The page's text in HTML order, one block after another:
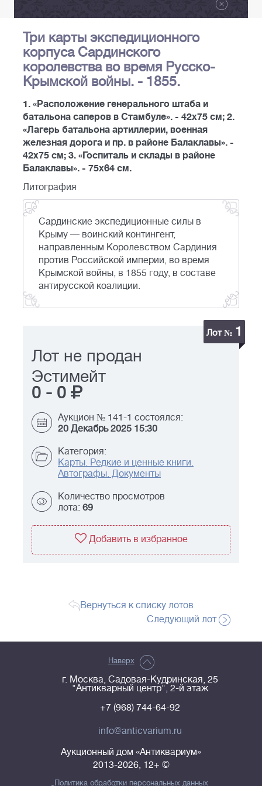
Три карты экспедиционного
корпуса Сардинского
королевства во время Русско-
Крымской войны. - 1855.
1. «Расположение генерального штаба и
батальона саперов в Стамбуле». - 42х75 см; 2.
«Лагерь батальона артиллерии, военная
железная дорога и пр. в районе Балаклавы». -
42х75 см; 3. «Госпиталь и склады в районе
Балаклавы». - 75х64 см.
Литография
Сардинские экспедиционные силы в
Крыму — воинский контингент,
направленным Королевством Сардиния
против Российской империи, во время
Крымской войны, в 1855 году, в составе
антирусской коалиции.
Лот № 1
Лот не продан
Эстимейт
0 - 0
Аукцион № 141-1 состоялся:
20 Декабрь 2025 15:30
Категория:
Карты. Редкие и ценные книги.
Автографы. Документы
Количество просмотров
лота: 69
Добавить в избранное
Вернуться к списку лотов
Следующий лот
Наверх
г. Москва, Садовая-Кудринская, 25
"Антикварный центр", 2-й этаж
+7 (968) 744-64-92
info@anticvarium.ru
Аукционный дом «Антиквариум»
2013-2026, 12+ ©
Политика обработки персональных данных